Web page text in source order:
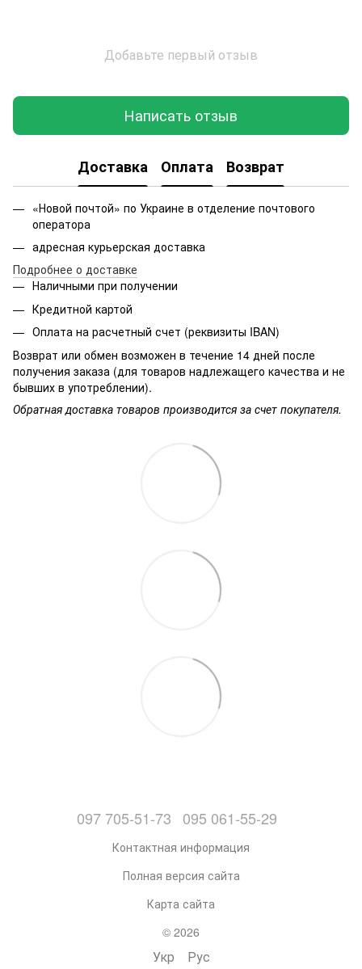
Добавьте первый отзыв
Написать отзыв
Доставка Оплата Возврат
«Новой почтой» по Украине в отделение почтового
оператора
адресная курьерская доставка
Подробнее о доставке
Наличными при получении
Кредитной картой
Оплата на расчетный счет (реквизиты IBAN)
Возврат или обмен возможен в течение 14 дней после
получения заказа (для товаров надлежащего качества и не
бывших в употреблении).
Обратная доставка товаров производится за счет покупателя.
097 705-51-73 095 061-55-29
Контактная информация
Полная версия сайта
Карта сайта
© 2026
Укр Рус